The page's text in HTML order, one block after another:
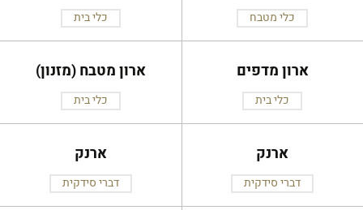
כלי מטבח כלי בית
ארון מדפים
כלי בית
ארון מטבח (מזנון)
כלי בית
ארנק
דברי סידקית
ארנק
דברי סידקית